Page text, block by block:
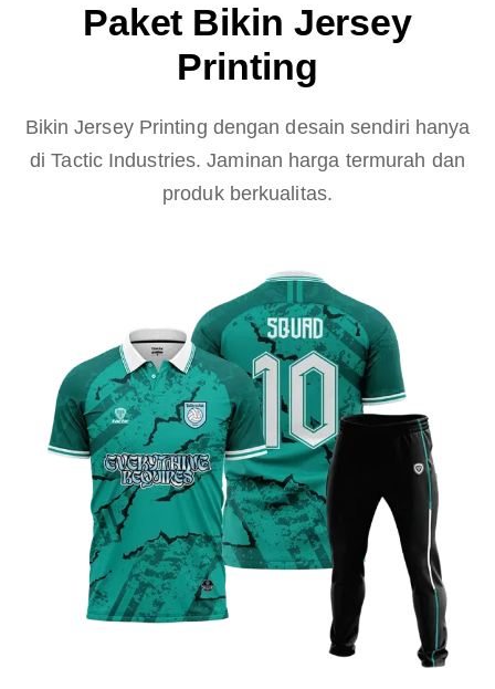
Paket Bikin Jersey
Printing
Bikin Jersey Printing dengan desain sendiri hanya
di Tactic Industries. Jaminan harga termurah dan
produk berkualitas.